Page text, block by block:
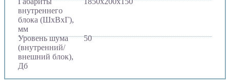
внутреннего
блока (ШхВхГ),
мм
Уровень шума
(внутренний/
внешний блок),
Дб
50